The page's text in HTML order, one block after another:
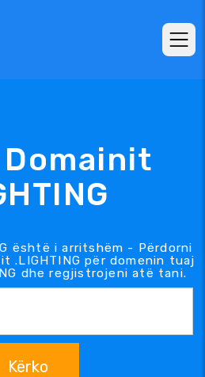
është i arritshëm - Përdorni
.LIGHTING për domenin tuaj
dhe regjistrojeni atë tani.
Kërko